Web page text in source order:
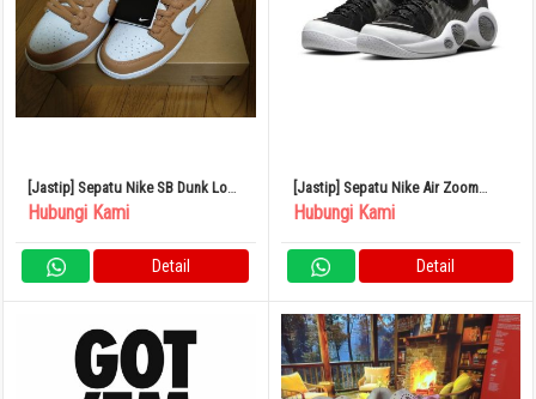
[Jastip] Sepatu Nike SB Dunk Low
Light Cognac US8.5
Hubungi Kami
Detail
[Jastip] Sepatu Nike Air Zoom
Flight 95
Hubungi Kami
Detail